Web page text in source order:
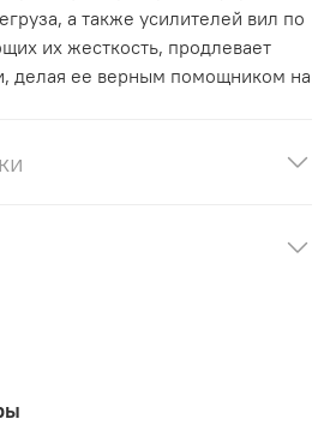
а также усилителей вил по
их жесткость, продлевает
делая ее верным помощником на